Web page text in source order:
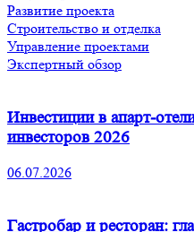
Развитие проекта
Строительство и отделка
Управление проектами
Экспертный обзор
Инвестиции в апарт-
инвесторов 2026
06.07.2026
Гастробар и ресторан: